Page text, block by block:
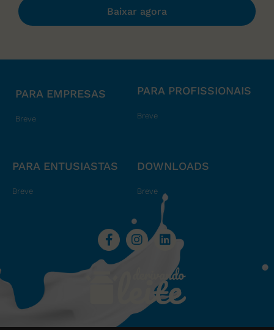
Baixar agora
PARA EMPRESAS
Breve
PARA PROFISSIONAIS
Breve
PARA ENTUSIASTAS
Breve
DOWNLOADS
Breve